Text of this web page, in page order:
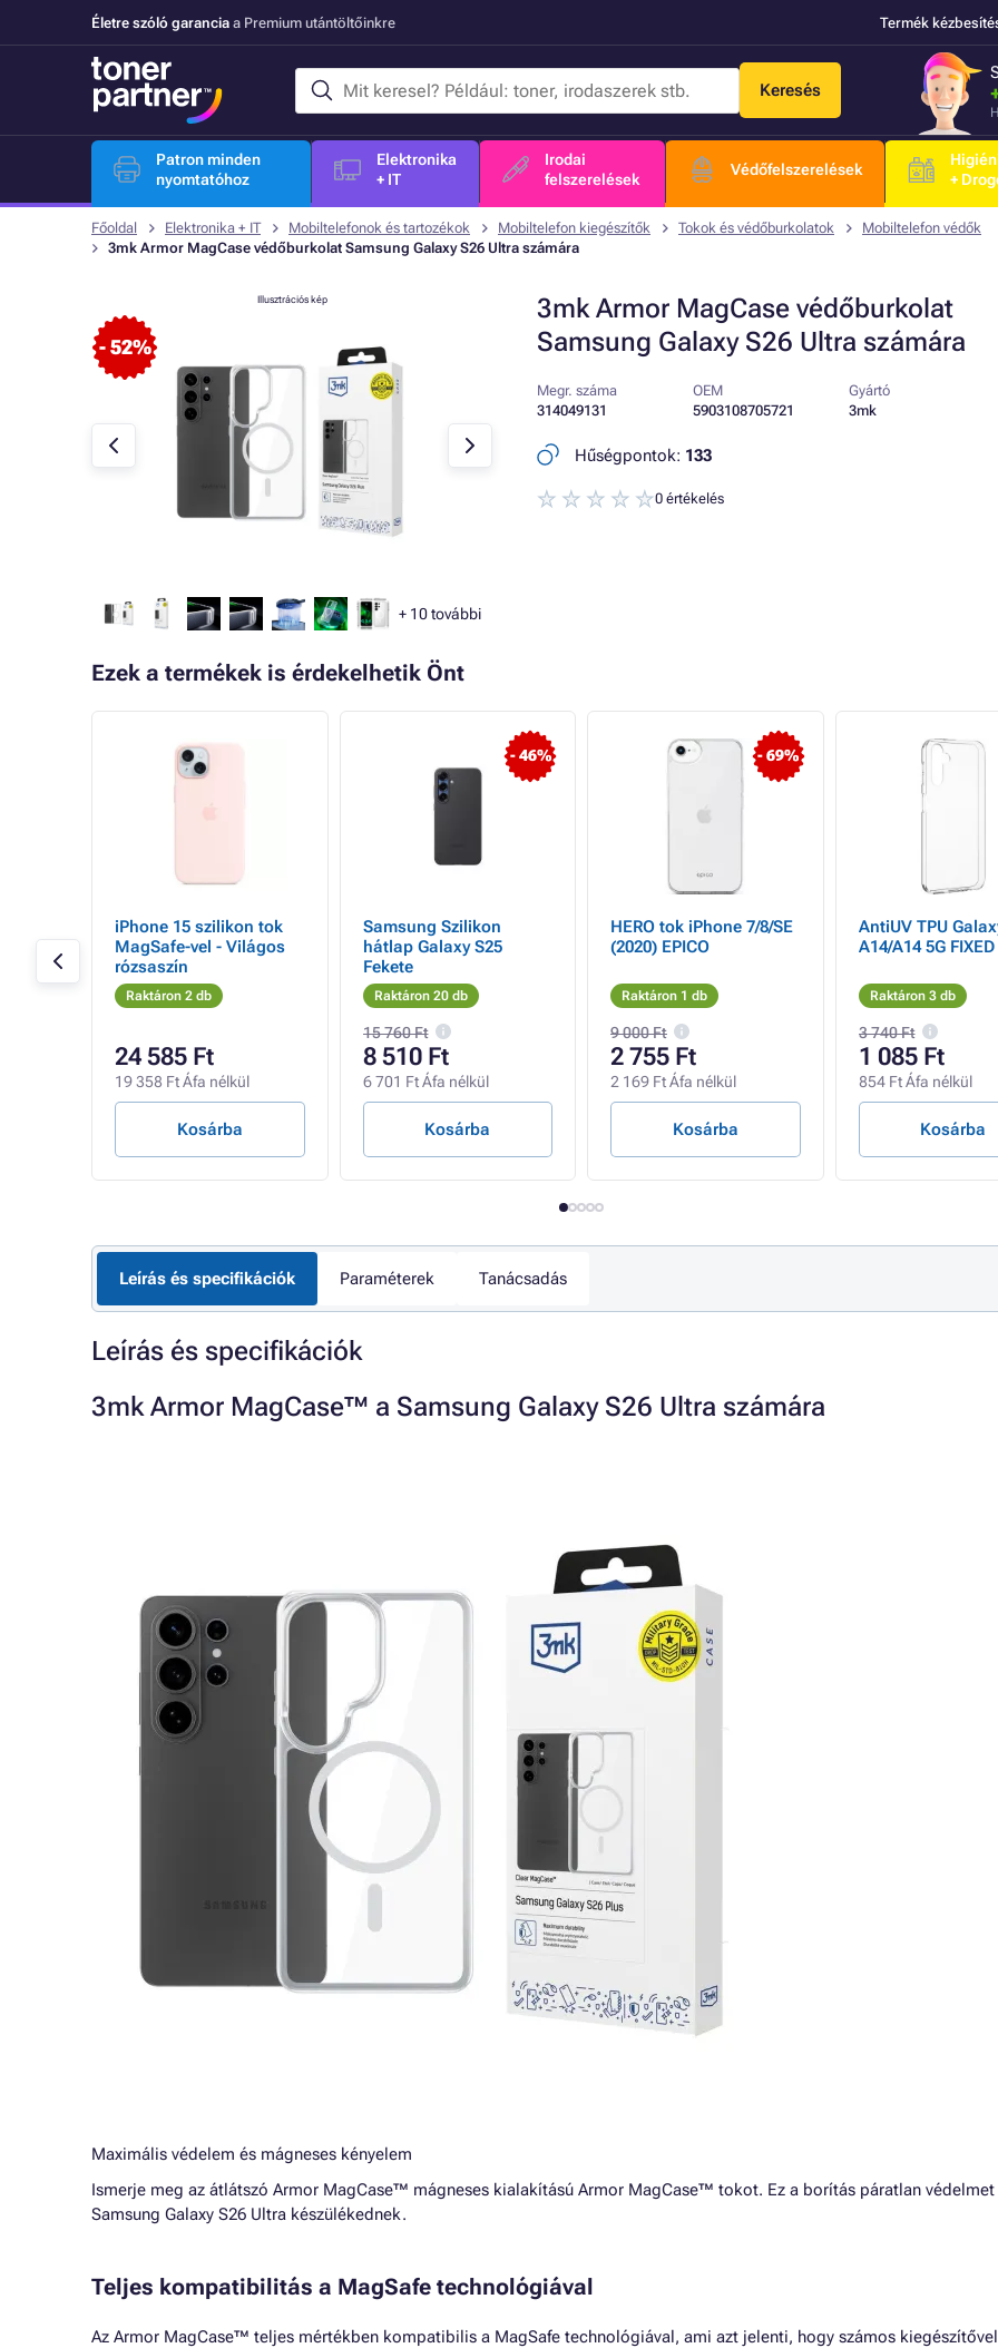
Életre szóló garancia a Premium utántöltőinkre Termék
Keresés
Patron minden
nyomtatóhoz
Elektronika
+ IT
Irodai
felszerelések
Védőfelszerelések
+
Főoldal Elektronika + IT Mobiltelefonok és tartozékok Mobiltelefon kiegészítők Tokok és védőburkolatok
Mobiltelefon védők
3mk Armor MagCase védőburkolat Samsung Galaxy S26 Ultra számára
3mk Armor MagCase védőburkolat
Samsung Galaxy S26 Ultra számára
- 52%
Illusztrációs kép
+ 10további
Megr. száma
314049131
OEM
5903108705721
Gyártó
3mk
Hűségpontok: 133
0 értékelés
Ezek a termékek is érdekelhetik Önt
iPhone 15 szilikon tok
MagSafe-vel - Világos
rózsaszín
Raktáron 2 db
24 585 Ft
19 358 Ft Áfa nélkül
Kosárba
- 46%
Samsung Szilikon
hátlap Galaxy S25
Fekete
Raktáron 20 db
15 760 Ft
8 510 Ft
6 701 Ft Áfa nélkül
Kosárba
- 69%
HERO tok iPhone 7/8/SE
(2020) EPICO
Raktáron 1 db
9 000 Ft
2 755 Ft
2 169 Ft Áfa nélkül
Kosárba
AntiUV TPU
A14/A14 5G FIXED
Raktáron 3 db
3 740 Ft
1 085 Ft
854 Ft Áfa nélkül
Kosárba
Leírás és specifikációk Paraméterek Tanácsadás
Leírás és specifikációk
3mk Armor MagCase™ a Samsung Galaxy S26 Ultra számára
Maximális védelem és mágneses kényelem
Ismerje meg az átlátszó Armor MagCase™ mágneses kialakítású Armor MagCase™ tokot. Ez a borítás páratlan
Samsung Galaxy S26 Ultra készülékednek.
Teljes kompatibilitás a MagSafe technológiával
Az Armor MagCase™ teljes mértékben kompatibilis a MagSafe technológiával, ami azt jelenti, hogy számos